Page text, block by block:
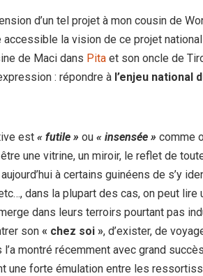
d’un tel projet à mon cousin de
accessible la vision de ce projet
de Maci dans Pita et son oncle de
: répondre à l’enjeu national
est « futile » ou « insensée » comme
une vitrine, un miroir, le reflet de
à certains guinéens de s’y
dans la plupart des cas, on peut lire
dans leurs terroirs pourtant pas
son « chez soi », d’exister, de
l’a montré récemment avec grand
une forte émulation entre les